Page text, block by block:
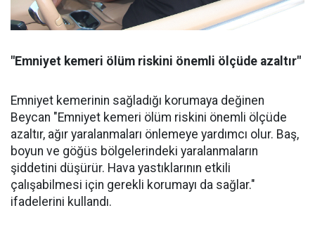
"Emniyet kemeri ölüm riskini önemli ölçüde azaltır"
Emniyet kemerinin sağladığı korumaya değinen
Beycan "Emniyet kemeri ölüm riskini önemli ölçüde
azaltır, ağır yaralanmaları önlemeye yardımcı olur. Baş,
boyun ve göğüs bölgelerindeki yaralanmaların
şiddetini düşürür. Hava yastıklarının etkili
çalışabilmesi için gerekli korumayı da sağlar."
ifadelerini kullandı.